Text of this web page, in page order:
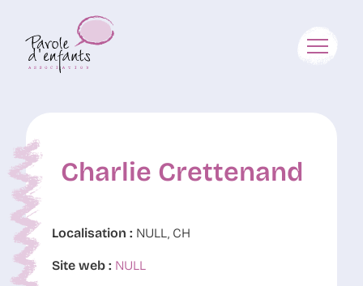
Charlie Crettenand
Localisation : NULL, CH
Site web : NULL